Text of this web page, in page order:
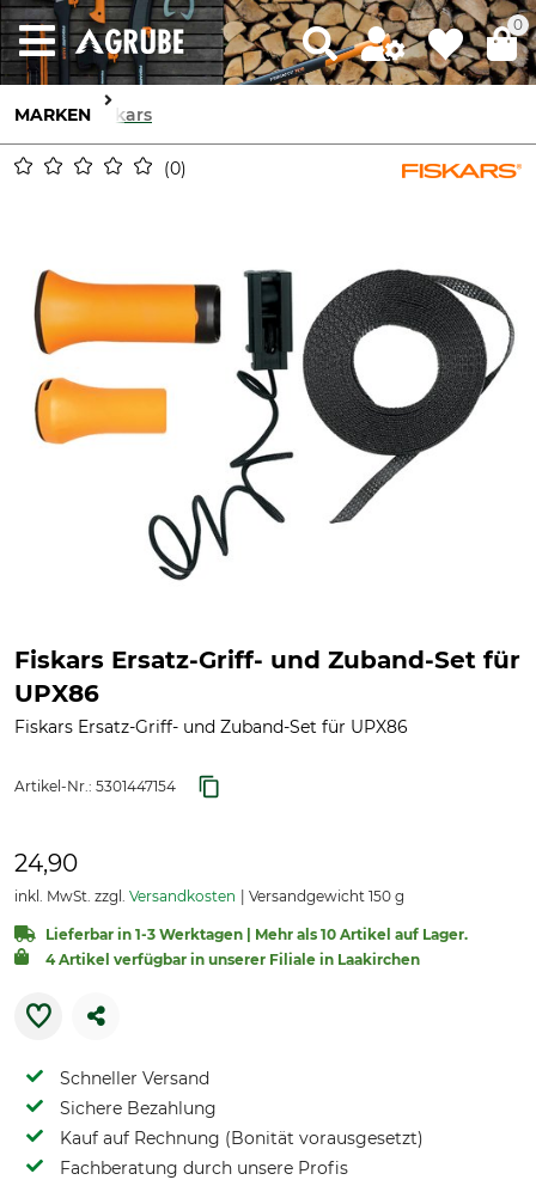
0
MARKEN Fiskars
0
Fiskars Ersatz-Griff- und Zuband-Set für
UPX86
Fiskars Ersatz-Griff- und Zuband-Set für UPX86
Artikel-Nr.: 5301447154
24,90
inkl. MwSt. zzgl. Versandkosten Versandgewicht 150 g
Lieferbar in 1-3 Werktagen | Mehr als 10 Artikel auf Lager.
4 Artikel verfügbar in unserer Filiale in Laakirchen
Schneller Versand
Sichere Bezahlung
Kauf auf Rechnung (Bonität vorausgesetzt)
Fachberatung durch unsere Profis